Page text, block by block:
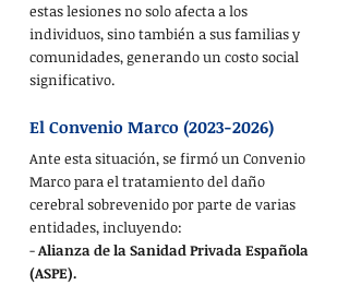
estas lesiones no solo afecta a los
individuos, sino también a sus familias y
comunidades, generando un costo social
significativo.
El Convenio Marco (2023-2026)
Ante esta situación, se firmó un Convenio
Marco para el tratamiento del daño
cerebral sobrevenido por parte de varias
entidades, incluyendo:
- Alianza de la Sanidad Privada Española
(ASPE).